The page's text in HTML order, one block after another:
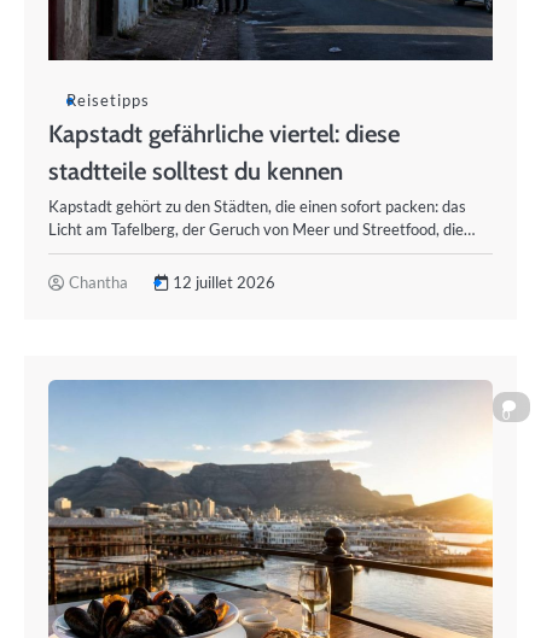
Reisetipps
Kapstadt gefährliche viertel: diese
stadtteile solltest du kennen
Kapstadt gehört zu den Städten, die einen sofort packen: das
Licht am Tafelberg, der Geruch von Meer und Streetfood, die…
Chantha 12 juillet 2026
0